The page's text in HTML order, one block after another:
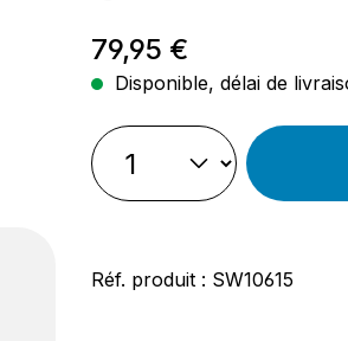
Prix régulier :
79,95 €
Disponible, délai de
Réf. produit : SW10615